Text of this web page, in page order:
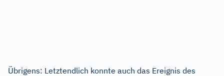
Übrigens: Letztendlich konnte auch das Ereignis des